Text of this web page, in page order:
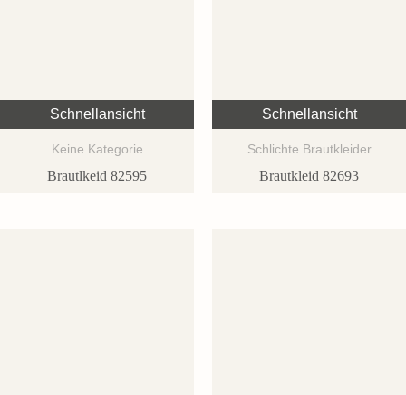
Schnellansicht
Keine Kategorie
Brautlkeid 82595
Schnellansicht
Schlichte Brautkleider
Brautkleid 82693